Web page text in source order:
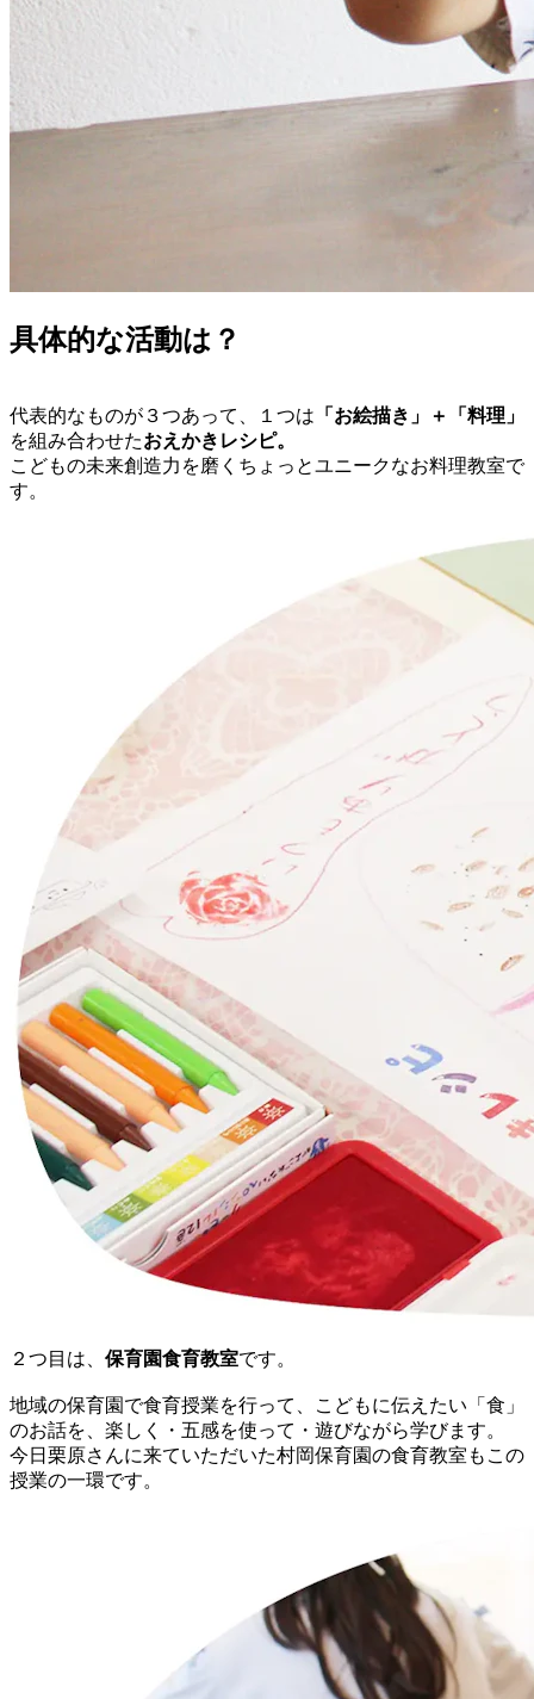
具体的な活動は？
代表的なものが３つあって、１つは 「お絵描き」＋「料理」
を組み合わせたおえかきレシピ。
こどもの未来創造力を磨くちょっとユニークなお料理教室で
す。
２つ目は、 保育園食育教室です。
地域の保育園で食育授業を行って、こどもに伝えたい「食」
のお話を、楽しく・五感を使って・遊びながら学びます。
今日栗原さんに来ていただいた村岡保育園の食育教室もこの
授業の一環です。